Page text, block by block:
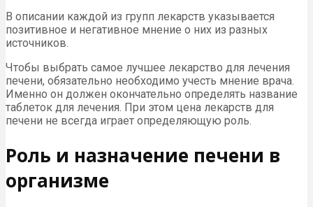
В описании каждой из групп лекарств указывается
позитивное и негативное мнение о них из разных
источников.
Чтобы выбрать самое лучшее лекарство для лечения
печени, обязательно необходимо учесть мнение врача.
Именно он должен окончательно определять название
таблеток для лечения. При этом цена лекарств для
печени не всегда играет определяющую роль.
Роль и назначение печени в
организме